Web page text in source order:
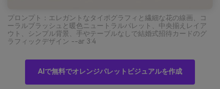
プロンプト：エレガントなタイポグラフィと繊細な花の線画、コ
ーラルブラッシュと暖色ニュートラルパレット、中央揃えレイア
ウト、シンプル背景、手やテーブルなしで結婚式招待カードのグ
ラフィックデザイン --ar 3:4
AIで無料でオレンジパレットビジュアルを作成